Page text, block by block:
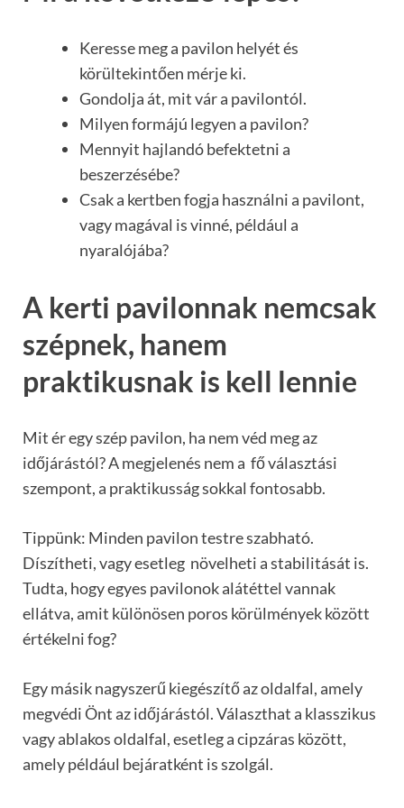
Keresse meg a pavilon helyét és
körültekintően mérje ki.
Gondolja át, mit vár a pavilontól.
Milyen formájú legyen a pavilon?
Mennyit hajlandó befektetni a
beszerzésébe?
Csak a kertben fogja használni a pavilont,
vagy magával is vinné, például a
nyaralójába?
A kerti pavilonnak nemcsak
szépnek, hanem
praktikusnak is kell lennie
Mit ér egy szép pavilon, ha nem véd meg az
időjárástól? A megjelenés nem a fő választási
szempont, a praktikusság sokkal fontosabb.
Tippünk: Minden pavilon testre szabható.
Díszítheti, vagy esetleg növelheti a stabilitását is.
Tudta, hogy egyes pavilonok alátéttel vannak
ellátva, amit különösen poros körülmények között
értékelni fog?
Egy másik nagyszerű kiegészítő az oldalfal, amely
megvédi Önt az időjárástól. Választhat a klasszikus
vagy ablakos oldalfal, esetleg a cipzáras között,
amely például bejáratként is szolgál.